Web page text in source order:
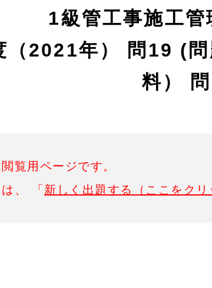
1級管工事施工管
2021年）
問19 (
料）
覧用ページです。
、 「 新しく出題する（ここをクリ